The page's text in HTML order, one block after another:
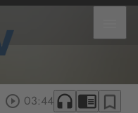
play_circle_outline 03:44 headphones chrome_reader_mode bookmark_border